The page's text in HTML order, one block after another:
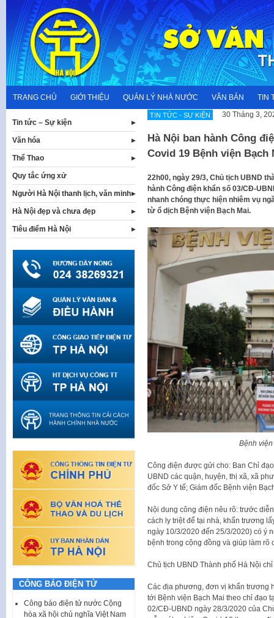
content
TRANG CHỦ GIỚI THIỆU QUẢN LÝ NHÀ NƯỚC VĂN BẢN TIN
TIN TỨC - SỰ KIỆN 30 Tháng 3,
Hà Nội ban hành Công
Covid 19 Bệnh viện
22h00, ngày 29/3, Chủ tịch UBND
hành Công điện khẩn số 03/CĐ-
nhanh chóng thực hiện nhiêm vụ
từ ổ dịch Bệnh viện Bạch Mai.
Bệnh
Công điện được gửi cho: Ban Chỉ
UBND các quận, huyện, thị xã, xã
đốc Sở Y tế; Giám đốc Bệnh viện
Nội dung công điện nêu rõ: trước
cách ly triệt để tại nhà, khẩn trương
ngày 10/3/2020 đến 25/3/2020) có ý
bệnh trong cộng đồng và giúp làm rõ
Chủ tịch UBND Thành phố Hà Nội
Các địa phương, đơn vị khẩn trương
tới Bệnh viện Bạch Mai theo chỉ đạo
02/CĐ-UBND ngày 28/3/2020 của
Tin tức – Sự kiện
Văn hóa
Thể Thao
Quy tắc ứng xử
Người Hà Nội thanh lịch, văn minh
Hà Nội đẹp và chưa đẹp
Tiêu điểm Hà Nội
CÔNG BÁO ĐIỆN TỬ
Công báo điện tử nước Cộng
hòa xã hội chủ nghĩa Việt Nam